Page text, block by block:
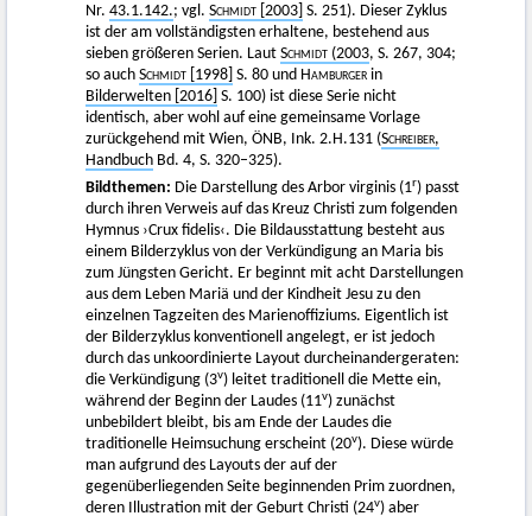
Nr. 43.1.142.; vgl. Schmidt [2003] S. 251). Dieser Zyklus
ist der am vollständigsten erhaltene, bestehend aus
sieben größeren Serien. Laut Schmidt (2003, S. 267, 304;
so auch Schmidt [1998] S. 80 und Hamburger in
Bilderwelten [2016] S. 100) ist diese Serie nicht
identisch, aber wohl auf eine gemeinsame Vorlage
zurückgehend mit Wien, ÖNB, Ink. 2.H.131 (Schreiber,
Handbuch Bd. 4, S. 320–325).
Bildthemen: Die Darstellung des Arbor virginis (1r) passt
durch ihren Verweis auf das Kreuz Christi zum folgenden
Hymnus ›Crux fidelis‹. Die Bildausstattung besteht aus
einem Bilderzyklus von der Verkündigung an Maria bis
zum Jüngsten Gericht. Er beginnt mit acht Darstellungen
aus dem Leben Mariä und der Kindheit Jesu zu den
einzelnen Tagzeiten des Marienoffiziums. Eigentlich ist
der Bilderzyklus konventionell angelegt, er ist jedoch
durch das unkoordinierte Layout durcheinandergeraten:
die Verkündigung (3v) leitet traditionell die Mette ein,
während der Beginn der Laudes (11v) zunächst
unbebildert bleibt, bis am Ende der Laudes die
traditionelle Heimsuchung erscheint (20v). Diese würde
man aufgrund des Layouts der auf der
gegenüberliegenden Seite beginnenden Prim zuordnen,
deren Illustration mit der Geburt Christi (24v) aber